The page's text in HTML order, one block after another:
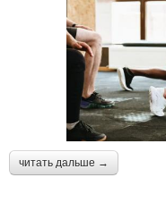
читать дальше →